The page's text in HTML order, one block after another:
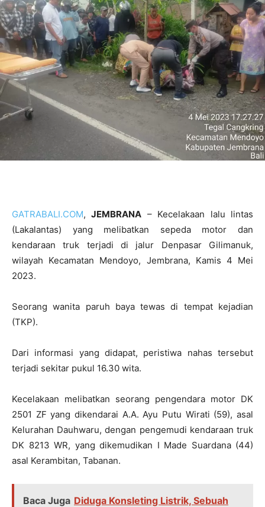
GATRABALI.COM,JEMBRANA – Kecelakaan lalu lintas
(Lakalantas) yang melibatkan sepeda motor dan
kendaraan truk terjadi di jalur Denpasar Gilimanuk,
wilayah Kecamatan Mendoyo, Jembrana, Kamis 4 Mei
2023.
Seorang wanita paruh baya tewas di tempat kejadian
(TKP).
Dari informasi yang didapat, peristiwa nahas tersebut
terjadi sekitar pukul 16.30 wita.
Kecelakaan melibatkan seorang pengendara motor DK
2501 ZF yang dikendarai A.A. Ayu Putu Wirati (59), asal
Kelurahan Dauhwaru, dengan pengemudi kendaraan truk
DK 8213 WR, yang dikemudikan I Made Suardana (44)
asal Kerambitan, Tabanan.
Baca Juga Diduga Konsleting Listrik, Sebuah